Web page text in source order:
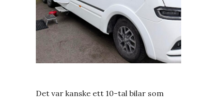
Det var kanske ett 10-tal bilar som